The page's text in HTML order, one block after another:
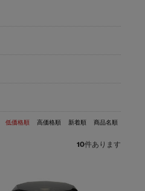
低価格順 高価格順 新着順 商品名順
10件あります